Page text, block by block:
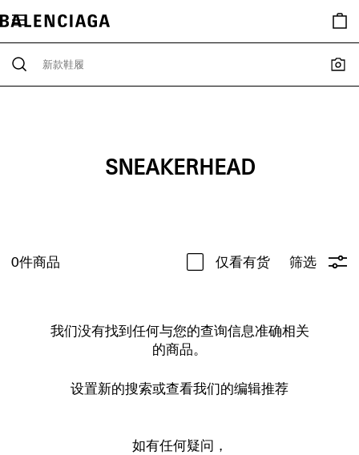
SNEAKERHEAD
0件商品 仅看有货 筛选
我们没有找到任何与您的查询信息准确相关
的商品。
设置新的搜索或查看我们的编辑推荐
如有任何疑问，